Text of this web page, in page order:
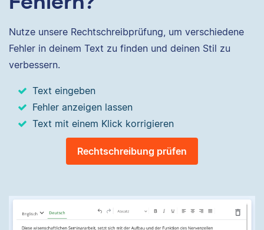
Nutze unsere Rechtschreibprüfung, um verschiedene
Fehler in deinem Text zu finden und deinen Stil zu
verbessern.
Text eingeben
Fehler anzeigen lassen
Text mit einem Klick korrigieren
Rechtschreibung prüfen